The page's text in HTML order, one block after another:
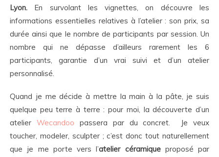
Lyon. En survolant les vignettes, on découvre les
informations essentielles relatives à l’atelier : son prix, sa
durée ainsi que le nombre de participants par session. Un
nombre qui ne dépasse d’ailleurs rarement les 6
participants, garantie d’un vrai suivi et d’un atelier
personnalisé.
Quand je me décide à mettre la main à la pâte, je suis
quelque peu terre à terre : pour moi, la découverte d’un
atelier Wecandoo passera par du concret. Je veux
toucher, modeler, sculpter ; c’est donc tout naturellement
que je me porte vers l’atelier céramiqueproposé par